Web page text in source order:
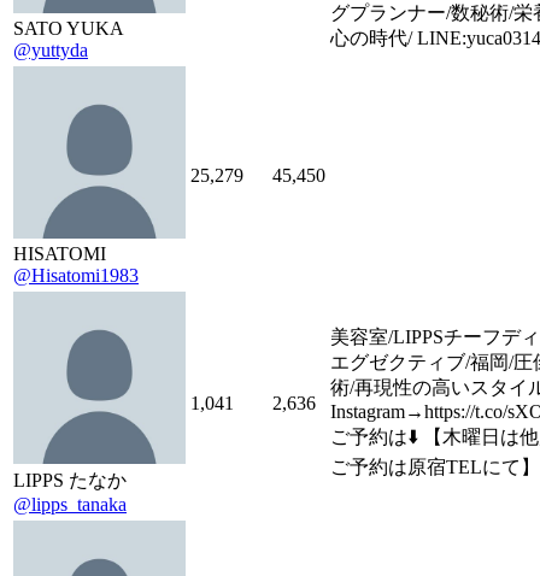
SATO YUKA
@yuttyda
グプランナー/数秘術/栄
心の時代/ LINE:yuca0314
HISATOMI
@Hisatomi1983
25,279 45,450
LIPPS たなか
@lipps_tanaka
1,041 2,636
美容室/LIPPSチーフデ
エグゼクティブ/福岡/圧
術/再現性の高いスタイ
Instagram→https://t.co/
ご予約は⬇️ 【木曜日は
ご予約は原宿TELにて】